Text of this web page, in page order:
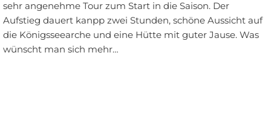
sehr angenehme Tour zum Start in die Saison. Der
Aufstieg dauert kanpp zwei Stunden, schöne Aussicht auf
die Königsseearche und eine Hütte mit guter Jause. Was
wünscht man sich mehr…